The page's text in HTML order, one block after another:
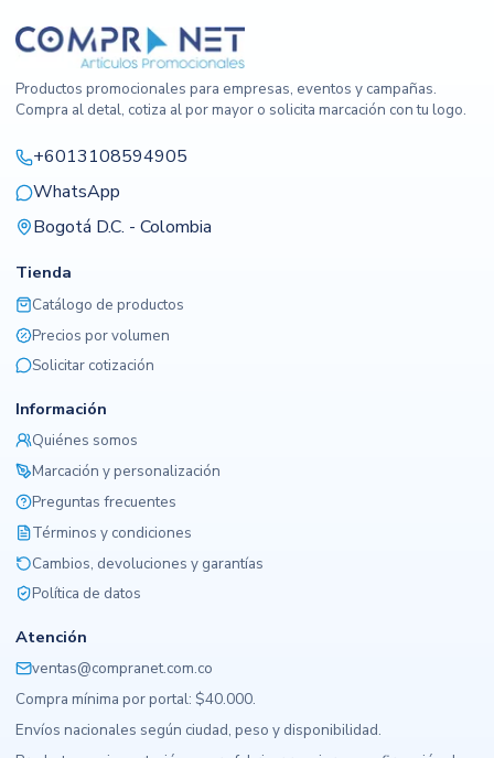
Productos promocionales para empresas, eventos y campañas.
Compra al detal, cotiza al por mayor o solicita marcación con tu logo.
+6013108594905
WhatsApp
Bogotá D.C. - Colombia
Tienda
Catálogo de productos
Precios por volumen
Solicitar cotización
Información
Quiénes somos
Marcación y personalización
Preguntas frecuentes
Términos y condiciones
Cambios, devoluciones y garantías
Política de datos
Atención
ventas@compranet.com.co
Compra mínima por portal: $40.000.
Envíos nacionales según ciudad, peso y disponibilidad.